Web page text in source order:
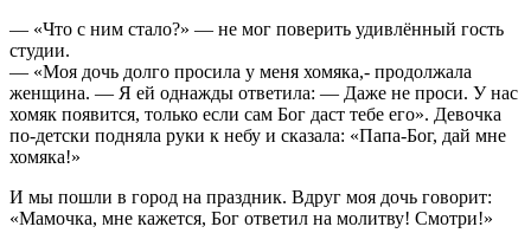
— «Что с ним стало?» — не мог поверить удивлённый гость
студии.
— «Моя дочь долго просила у меня хомяка,- продолжала
женщина. — Я ей однажды ответила: — Даже не проси. У нас
хомяк появится, только если сам Бог даст тебе его». Девочка
по-детски подняла руки к небу и сказала: «Папа-Бог, дай мне
хомяка!»
И мы пошли в город на праздник. Вдруг моя дочь говорит:
«Мамочка, мне кажется, Бог ответил на молитву! Смотри!»